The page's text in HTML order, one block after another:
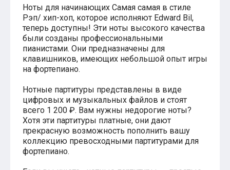
Леонид Агутин
Саундтрек
Тематические
Из фильмов
Аватар: Путь воды
Титаник
Гарри Поттер
Реквием по мечте
Пираты Карибского моря
Сумерки
Величайший шоумен
Звездные войны
Ла ла Ленд
Ромео и Джульетта (1968)
Бумер
Ноты для начинающих Самая самая в стиле
Рэп/ хип-хоп, которое исполняют Edward Bil,
теперь доступны! Эти ноты высокого качества
были созданы профессиональными
пианистами. Они предназначены для
клавишников, имеющих небольшой опыт игры
на фортепиано.
Нотные партитуры представлены в виде
цифровых и музыкальных файлов и стоят
всего 1 200 ₽. Вам нужны недорогие ноты?
Хотя эти партитуры платные, они дают
прекрасную возможность пополнить вашу
коллекцию превосходными партитурами для
фортепиано.